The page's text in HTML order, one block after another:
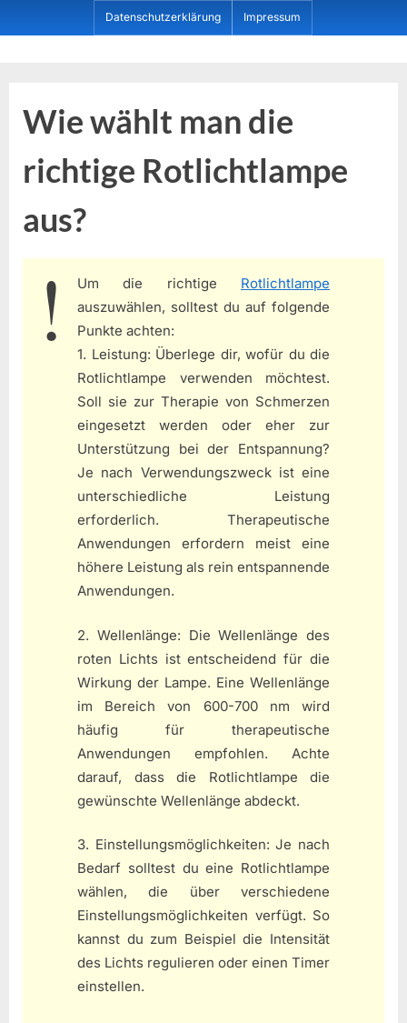
to
Datenschutzerklärung Impressum
Wie wählt man die
richtige Rotlichtlampe
aus?
Um die richtige Rotlichtlampe
auszuwählen, solltest du auf folgende
Punkte achten:
1. Leistung: Überlege dir, wofür du die
Rotlichtlampe verwenden möchtest.
Soll sie zur Therapie von Schmerzen
eingesetzt werden oder eher zur
Unterstützung bei der Entspannung?
Je nach Verwendungszweck ist eine
unterschiedliche Leistung
erforderlich. Therapeutische
Anwendungen erfordern meist eine
höhere Leistung als rein entspannende
Anwendungen.
2. Wellenlänge: Die Wellenlänge des
roten Lichts ist entscheidend für die
Wirkung der Lampe. Eine Wellenlänge
im Bereich von 600-700 nm wird
häufig für therapeutische
Anwendungen empfohlen. Achte
darauf, dass die Rotlichtlampe die
gewünschte Wellenlänge abdeckt.
3. Einstellungsmöglichkeiten: Je nach
Bedarf solltest du eine Rotlichtlampe
wählen, die über verschiedene
Einstellungsmöglichkeiten verfügt. So
kannst du zum Beispiel die Intensität
des Lichts regulieren oder einen Timer
einstellen.